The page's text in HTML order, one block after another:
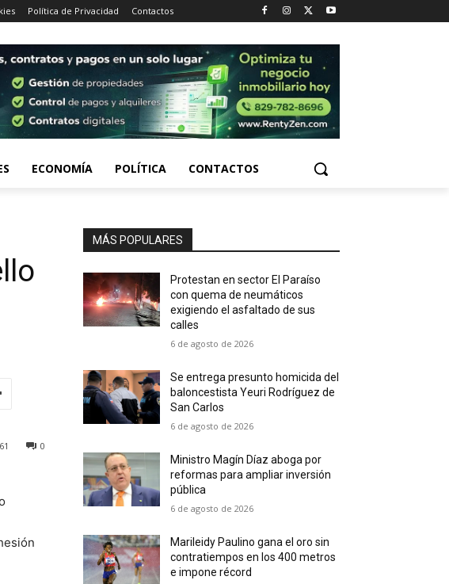
Política de Privacidad Contactos
ECONOMÍA POLÍTICA CONTACTOS
0
61
MÁS POPULARES
Protestan en sector El Paraíso
con quema de neumáticos
exigiendo el asfaltado de sus
calles
6 de agosto de 2026
Se entrega presunto homicida del
baloncestista Yeuri Rodríguez de
San Carlos
6 de agosto de 2026
Ministro Magín Díaz aboga por
reformas para ampliar inversión
pública
6 de agosto de 2026
Marileidy Paulino gana el oro sin
contratiempos en los 400 metros
e impone récord